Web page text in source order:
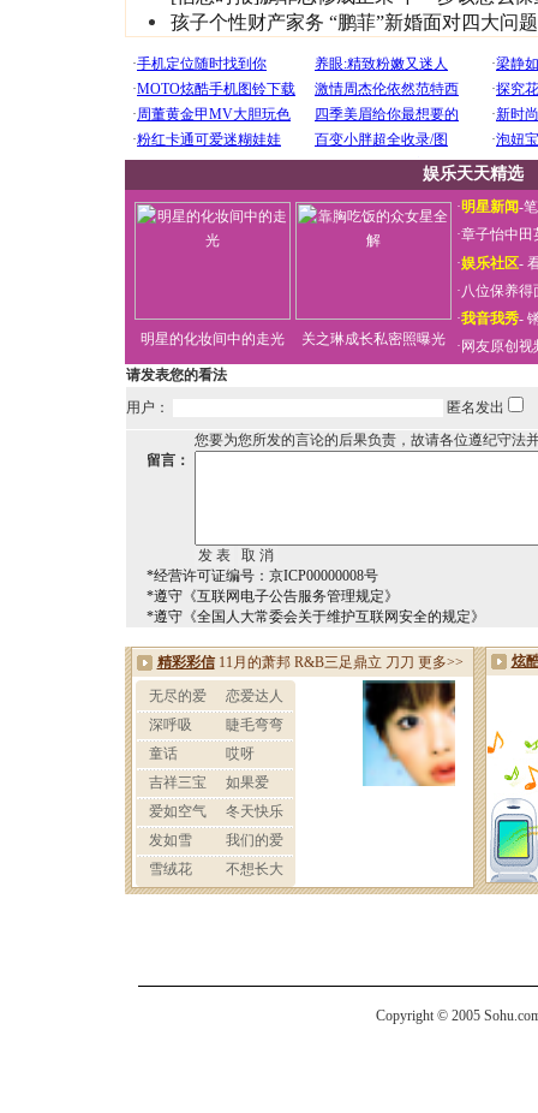
孩子个性财产家务 “鹏菲”新婚面对四大问题
娱乐天天精选
明星的化妆间中的走光 关之琳成长私密照曝光
·明星新闻-
·章子怡中田
·娱乐社区-
·八位保养得
·我音我秀-
· 网友原创视
请发表您的看法
用户：
匿名发出
您要为您所发的言论的后果负责，故请各位遵纪守法
留言：
*经营许可证编号：京ICP00000008号
*遵守《互联网电子公告服务管理规定》
*遵守《全国人大常委会关于维护互联网安全的规定》
Copyright © 2005